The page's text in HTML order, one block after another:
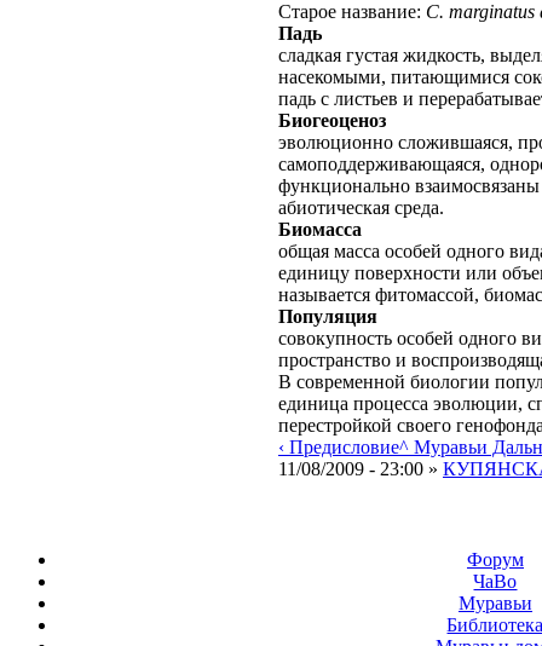
Старое название: C. marginatus
Падь
сладкая густая жидкость,
насекомыми, питающимися
падь с листьев и
Биогеоценоз
эволюционно сложившаяся,
самоподдерживающаяся,
функционально
абиотическая среда.
Биомасса
общая масса особей одного
единицу поверхности или
называется фитомассой,
Популяция
совокупность особей одного
пространство и
В современной биологии
единица процесса эволюции,
перестройкой своего
‹ Предисловие^ Муравьи
11/08/2009 - 23:00 »
Форум
ЧаВо
Муравьи